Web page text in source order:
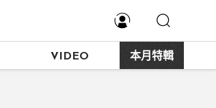
VIDEO 本月特輯